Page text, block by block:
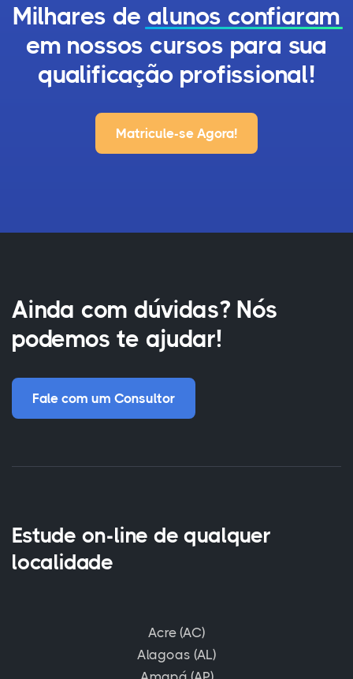
Milhares de alunos confiaram
em nossos cursos para sua
qualificação profissional!
Matricule-se Agora!
Ainda com dúvidas? Nós
podemos te ajudar!
Fale com um Consultor
Estude on-line de qualquer
localidade
Acre (AC)
Alagoas (AL)